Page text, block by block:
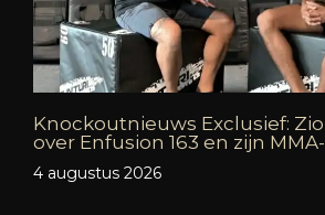
Knockoutnieuws Exclusief:
over Enfusion 163 en zijn
4 augustus 2026